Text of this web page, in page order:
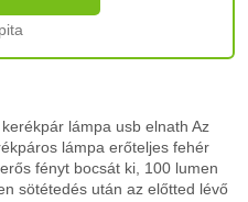
lámpa usb elnath Az
lámpa erőteljes fehér
fényt bocsát ki, 100 lumen
sötétedés után az előtted lévő